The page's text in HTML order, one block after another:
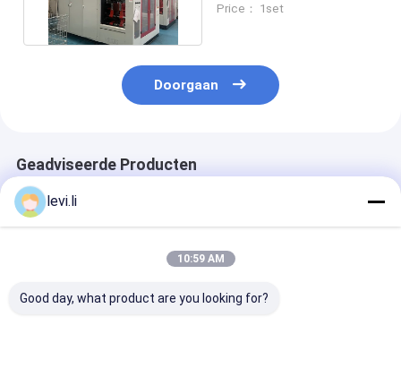
HDPE
Price： 1set
Doorgaan
Geadviseerde Producten
levi.li
10:59 AM
Good day, what product are you looking for?